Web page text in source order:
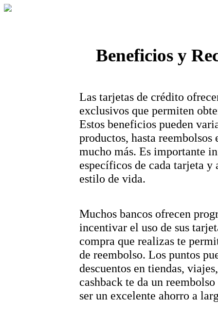
Beneficios y
Las tarjetas de crédito
exclusivos que permiten
Estos beneficios pueden
productos, hasta
mucho más. Es importante
específicos de cada tarjeta y
estilo de vida.
Muchos bancos ofrecen
incentivar el uso de sus
compra que realizas te
de reembolso. Los puntos
descuentos en tiendas,
cashback te da un
ser un excelente ahorro a